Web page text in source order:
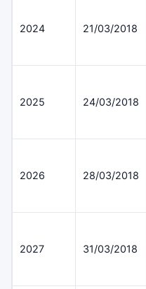
2024 21/03/2018
2025 24/03/2018
2026 28/03/2018
2027 31/03/2018